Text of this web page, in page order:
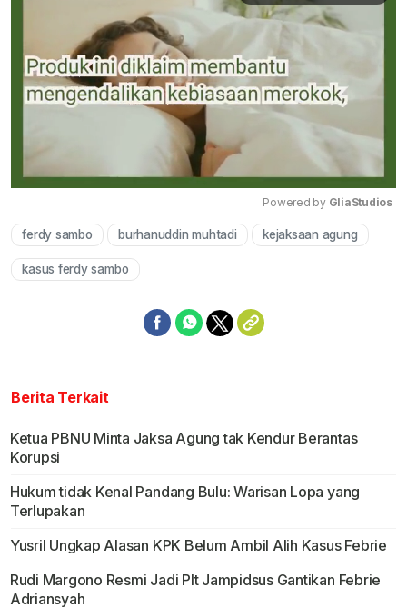
Mute
Powered by GliaStudios
ferdy sambo burhanuddin muhtadi kejaksaan agung
kasus ferdy sambo
Berita Terkait
Ketua PBNU Minta Jaksa Agung tak Kendur Berantas
Korupsi
Hukum tidak Kenal Pandang Bulu: Warisan Lopa yang
Terlupakan
Yusril Ungkap Alasan KPK Belum Ambil Alih Kasus Febrie
Rudi Margono Resmi Jadi Plt Jampidsus Gantikan Febrie
Adriansyah